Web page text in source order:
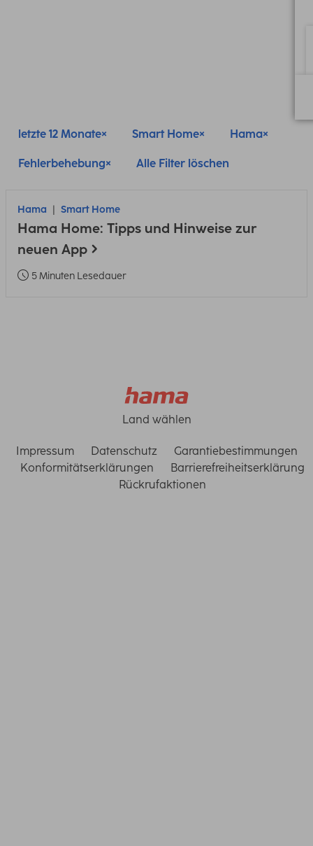
letzte 12 Monate Smart Home Hama
Fehlerbehebung Alle Filter löschen
Hama Smart Home
Hama Home: Tipps und Hinweise zur
neuen App
5 Minuten Lesedauer
Land wählen
Impressum Datenschutz
Garantiebestimmungen
Konformitätserklärungen
Barrierefreiheitserklärung
Rückrufaktionen